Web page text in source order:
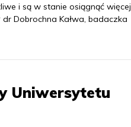
i są w stanie osiągnąć więcej
Dobrochna Kałwa, badaczka
Uniwersytetu